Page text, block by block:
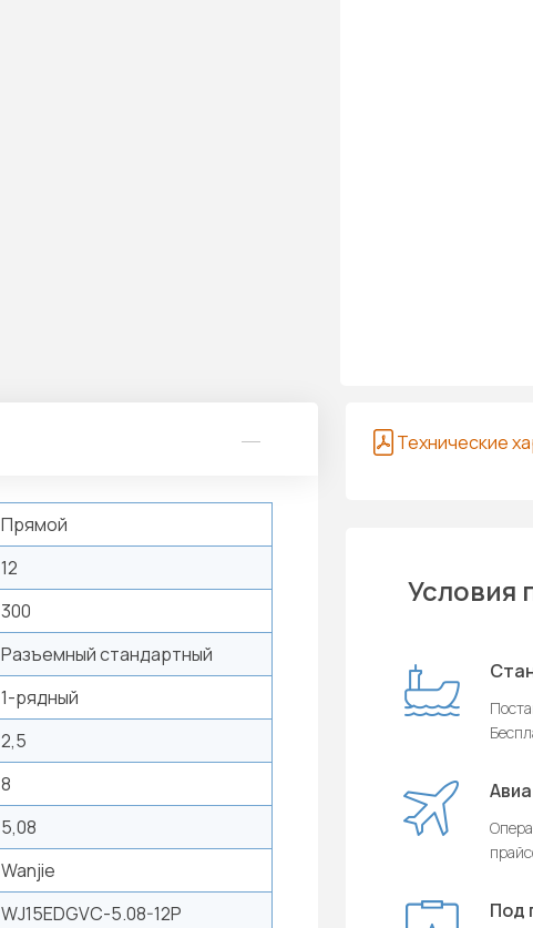
Прямой
12
300
Разъемный стандартный
1-рядный
2,5
8
5,08
Wanjie
WJ15EDGVC-5.08-12P
Технические
Условия
Под